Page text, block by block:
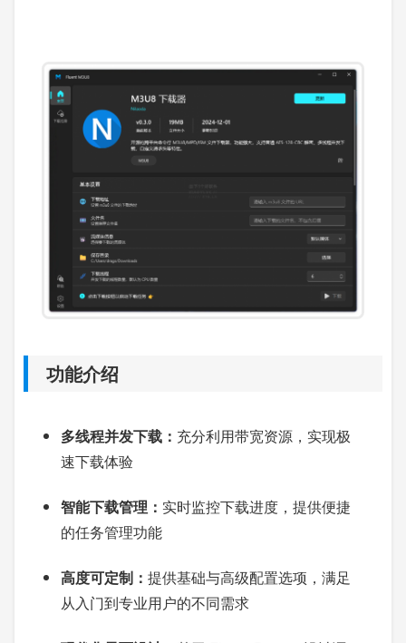
功能介绍
多线程并发下载： 充分利用带宽资源，实现极
速下载体验
智能下载管理： 实时监控下载进度，提供便捷
的任务管理功能
高度可定制： 提供基础与高级配置选项，满足
从入门到专业用户的不同需求